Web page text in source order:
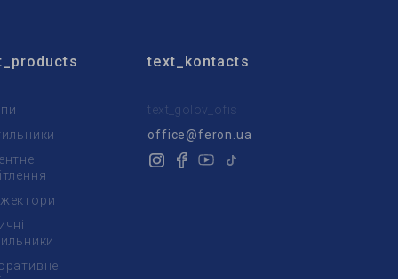
text_kontacts
text_golov_ofis
office@feron.ua